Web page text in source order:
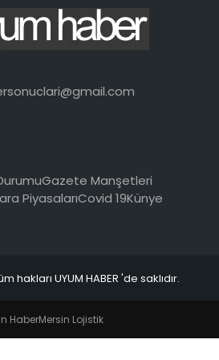
Gazete Manşetleri
PiyasalarıCovid 19Künye
hakları UYUM HABER 'de saklıdır.
HaberMersin Lojistik